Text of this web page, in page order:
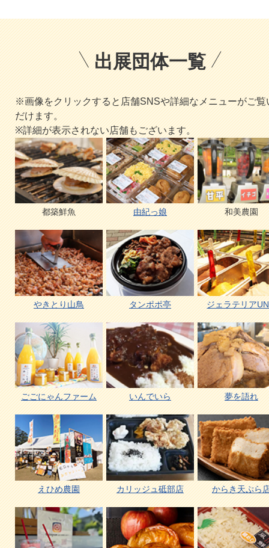
出展団体一覧
※画像をクリックすると店舗SNSや詳細なメニューがご覧
だけます。
※詳細が表示されない店舗もございます。
都築鮮魚 由紀っ娘 和美農園
やきとり山鳥 タンポポ亭 ジェラテリア
ごごにゃんファーム いんでいら 夢を語れ
えひめ農園 カリッジュ砥部店 からき天ぷら